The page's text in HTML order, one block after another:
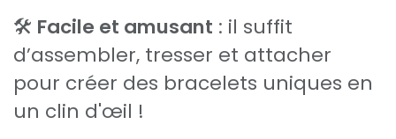
🛠️ Facile et amusant : il suffit
d’assembler, tresser et attacher
pour créer des bracelets uniques en
un clin d'œil !